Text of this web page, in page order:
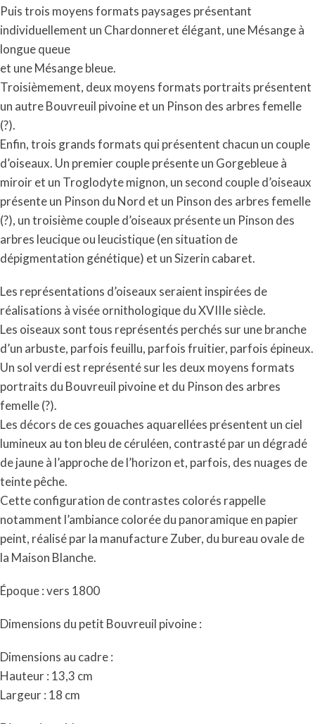
Puis trois moyens formats paysages présentant
individuellement un Chardonneret élégant, une Mésange à
longue queue
et une Mésange bleue.
Troisièmement, deux moyens formats portraits présentent
un autre Bouvreuil pivoine et un Pinson des arbres femelle
(?).
Enfin, trois grands formats qui présentent chacun un couple
d’oiseaux. Un premier couple présente un Gorgebleue à
miroir et un Troglodyte mignon, un second couple d’oiseaux
présente un Pinson du Nord et un Pinson des arbres femelle
(?), un troisième couple d’oiseaux présente un Pinson des
arbres leucique ou leucistique (en situation de
dépigmentation génétique) et un Sizerin cabaret.
Les représentations d’oiseaux seraient inspirées de
réalisations à visée ornithologique du XVIIIe siècle.
Les oiseaux sont tous représentés perchés sur une branche
d’un arbuste, parfois feuillu, parfois fruitier, parfois épineux.
Un sol verdi est représenté sur les deux moyens formats
portraits du Bouvreuil pivoine et du Pinson des arbres
femelle (?).
Les décors de ces gouaches aquarellées présentent un ciel
lumineux au ton bleu de céruléen, contrasté par un dégradé
de jaune à l’approche de l’horizon et, parfois, des nuages de
teinte pêche.
Cette configuration de contrastes colorés rappelle
notamment l’ambiance colorée du panoramique en papier
peint, réalisé par la manufacture Zuber, du bureau ovale de
la Maison Blanche.
Époque : vers 1800
Dimensions du petit Bouvreuil pivoine :
Dimensions au cadre :
Hauteur : 13,3 cm
Largeur : 18 cm